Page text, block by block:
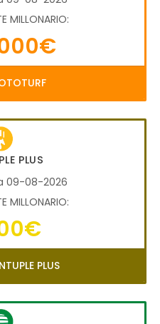
MILLONARIO:
PLUS
09-08-2026
MILLONARIO:
PLUS